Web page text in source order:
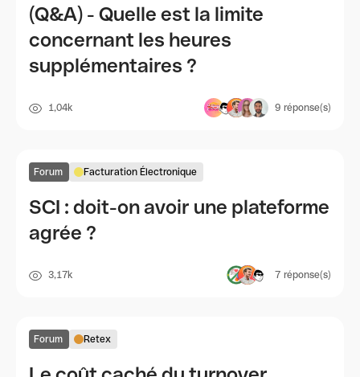
(Q&A) - Quelle est la limite
concernant les heures
supplémentaires ?
1,04k 9 réponse(s)
Forum Facturation Électronique
SCI : doit-on avoir une plateforme
agrée ?
3,17k 7 réponse(s)
Forum Retex